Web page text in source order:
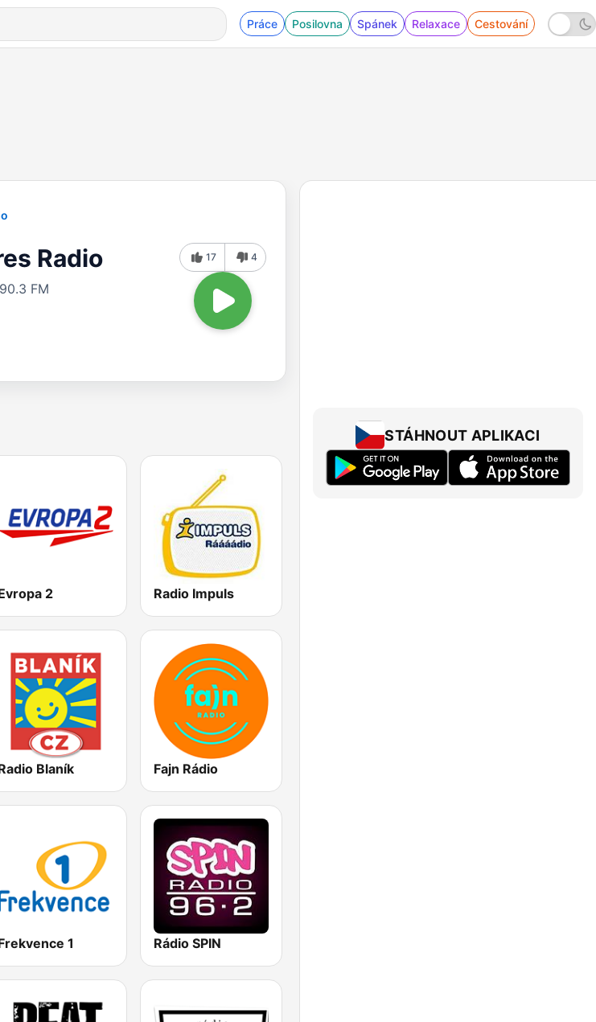
Práce Posilovna Spánek Relaxace Cestování
Radio
FM
17 4
2 Radio Impuls
Blaník Fajn Rádio
1 Rádio SPIN
STÁHNOUT APLIKACI